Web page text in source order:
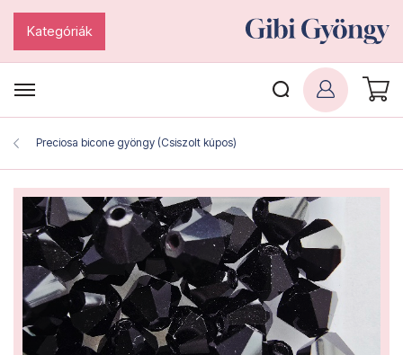
Kategóriák
Preciosa bicone gyöngy (Csiszolt kúpos)